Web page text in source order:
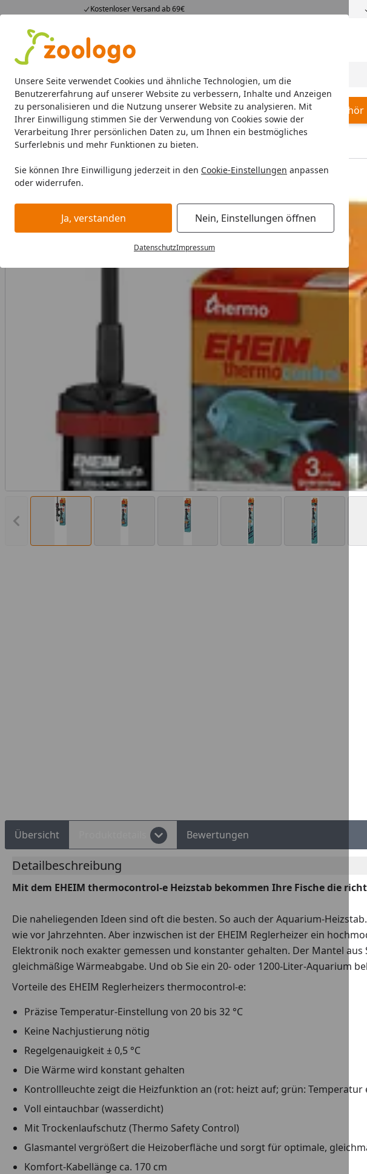
Unsere Seite verwendet Cookies und ähnliche Technologien, um die
Benutzererfahrung auf unserer Website zu verbessern, Inhalte und Anzeigen
zu personalisieren und die Nutzung unserer Website zu analysieren. Mit
Ihrer Einwilligung stimmen Sie der Verwendung von Cookies sowie der
Verarbeitung Ihrer persönlichen Daten zu, um Ihnen ein bestmögliches
Surferlebnis und mehr Funktionen zu bieten.
Sie können Ihre Einwilligung jederzeit in den Cookie-Einstellungen anpassen
oder widerrufen.
Ja, verstanden Nein, Einstellungen öffnen
DatenschutzImpressum
Kostenloser Versand ab 69€
4,73
23.589 Bewertungen
Alle Produkte
Alle Produkte Angebote Neuheiten Sommerhits Suche
Aquaristik Aquarien Beleuchtung Aquarienfilter, Pumpen & Zubehör
Startseite
Aquaristik Aquarientechnik Heizer EHEIM thermocontrol e
Vorheriges Bild anzeigen
Angebot
Übersicht Bewertungen
Detailbeschreibung
Mit dem EHEIM thermocontrol-e Heizstab bekommen Ihre Fische die
Die naheliegenden Ideen sind oft die besten. So auch der Aquarium-
wie vor Jahrzehnten. Aber inzwischen ist der EHEIM Reglerheizer ein
Elektronik noch exakter gemessen und konstanter gehalten. Der Mantel
gleichmäßige Wärmeabgabe. Und ob Sie ein 20- oder 1200-Liter-Aquarium
Vorteile des EHEIM Reglerheizers thermocontrol-e:
Präzise Temperatur-Einstellung von 20 bis 32 °C
Keine Nachjustierung nötig
Regelgenauigkeit ± 0,5 °C
Die Wärme wird konstant gehalten
Kontrollleuchte zeigt die Heizfunktion an (rot: heizt auf; grün: Temperatur
Voll eintauchbar (wasserdicht)
Mit Trockenlaufschutz (Thermo Safety Control)
Glasmantel vergrößert die Heizoberfläche und sorgt für optimale,
Komfort-Kabellänge ca. 170 cm